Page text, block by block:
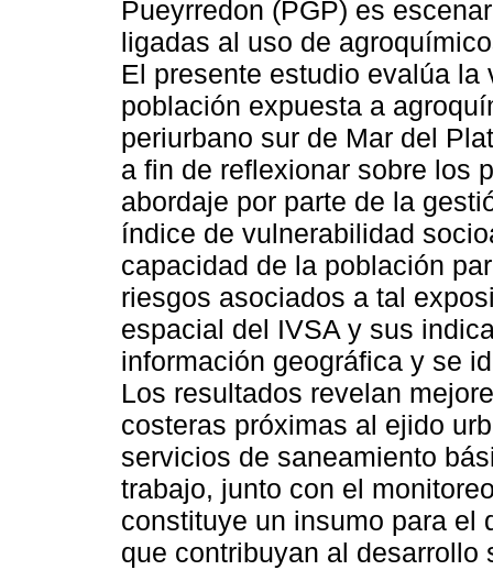
Pueyrredon (PGP) es
ligadas al uso de
El presente estudio evalúa
población expuesta a
periurbano sur de Mar del
a fin de reflexionar sobre los
abordaje por parte de la
índice de vulnerabilidad
capacidad de la población
riesgos asociados a tal
espacial del IVSA y sus
información geográfica y se
Los resultados revelan
costeras próximas al ejido
servicios de saneamiento
trabajo, junto con el
constituye un insumo para el
que contribuyan al desarrollo